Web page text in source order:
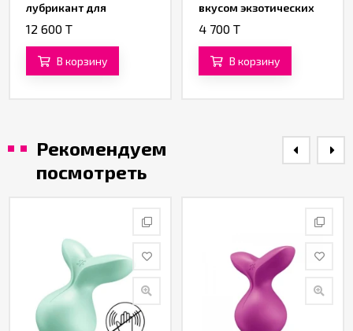
лубрикант для
женщин Pjur my Glide
12 600 T
В корзину
вкусом экзотических
фруктов 30 ML
4 700 T
В корзину
Рекомендуем
посмотреть